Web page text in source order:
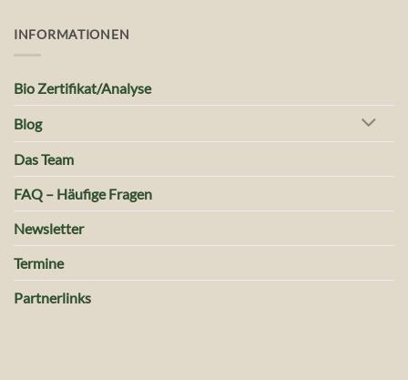
INFORMATIONEN
Bio Zertifikat/Analyse
Blog
Das Team
FAQ – Häufige Fragen
Newsletter
Termine
Partnerlinks